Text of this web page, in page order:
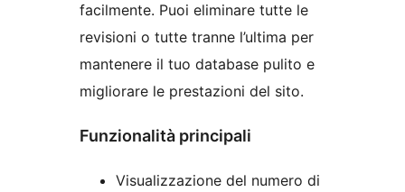
facilmente. Puoi eliminare tutte le
revisioni o tutte tranne l’ultima per
mantenere il tuo database pulito e
migliorare le prestazioni del sito.
Funzionalità principali
Visualizzazione del numero di